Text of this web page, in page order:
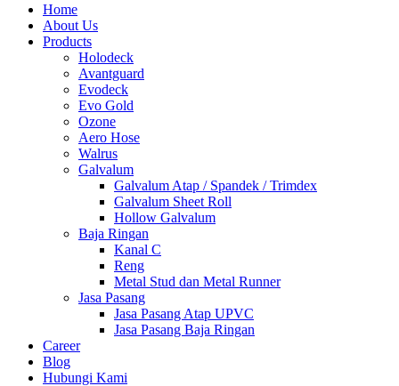
Home
About Us
Products
Holodeck
Avantguard
Evodeck
Evo Gold
Ozone
Aero Hose
Walrus
Galvalum
Galvalum Atap / Spandek / Trimdex
Galvalum Sheet Roll
Hollow Galvalum
Baja Ringan
Kanal C
Reng
Metal Stud dan Metal Runner
Jasa Pasang
Jasa Pasang Atap UPVC
Jasa Pasang Baja Ringan
Career
Blog
Hubungi Kami